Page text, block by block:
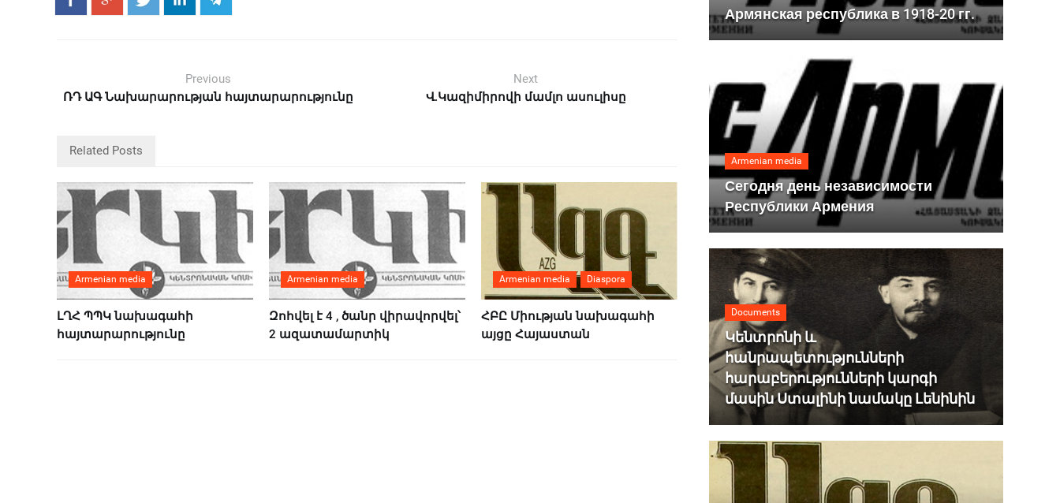
Previous
ՌԴ ԱԳ Նախարարության հայտարարությունը
Next
Վ.Կազիմիրովի մամլո ասուլիսը
Related Posts
Armenian media
ԼՂՀ ՊՊԿ նախագահի
հայտարարությունը
Armenian media
Զոհվել է 4 , ծանր վիրավորվել՝
2 ազատամարտիկ
Armenian media Diaspora
ՀԲԸ Միության նախագահի
այցը Հայաստան
Армянская республика в 1918-20 гг.
Armenian media
Сегодня день независимости
Республики Армения
Documents
Կենտրոնի և
հանրապետությունների
հարաբերությունների կարգի
մասին Ստալինի նամակը Լենինին